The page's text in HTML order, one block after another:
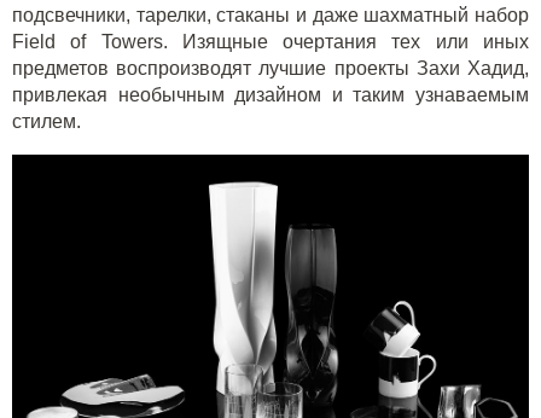
подсвечники, тарелки, стаканы и даже шахматный набор
Field of Towers. Изящные очертания тех или иных
предметов воспроизводят лучшие проекты Захи Хадид,
привлекая необычным дизайном и таким узнаваемым
стилем.